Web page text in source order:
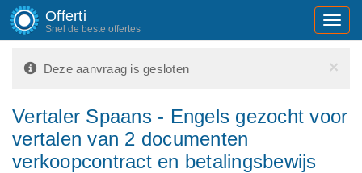
Offerti
Snel de beste offertes
×
Deze aanvraag is gesloten
Vertaler Spaans - Engels gezocht voor
vertalen van 2 documenten
verkoopcontract en betalingsbewijs